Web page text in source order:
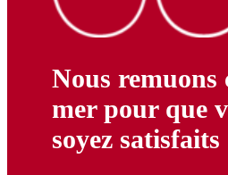
Nous remuons
mer pour que
soyez satisfaits